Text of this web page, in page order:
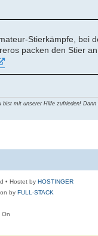
Stierkämpfe,
packen den Stier
bist mit unserer Hilfe zufrieden!
• Hostet by HOSTINGER
by FULL-STACK
On